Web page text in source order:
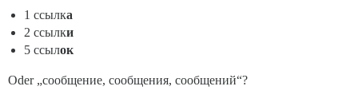
1 ссылка
2 ссылки
5 ссылок
Oder „сообщение, сообщения, сообщений“?